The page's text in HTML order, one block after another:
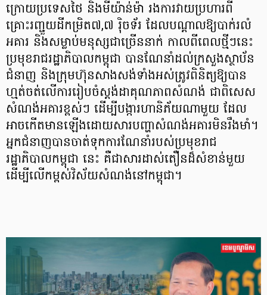
ក្រោយប្រទេសថៃ និងមីយ៉ាន់ម៉ា រងការវាយប្រហារពី
គ្រោះរញ្ជួយដីកម្រិត៧,៧ រ៉ិចទ័រ ដែលបណ្តាលឱ្យបាក់រលំ
អគារ និងសម្លាប់មនុស្សជាច្រើននាក់ កាលពីពេលថ្មីៗនេះ
ប្រមុខរាជរដ្ឋាភិបាលកម្ពុជា បានណែនាំដល់ក្រសួងស្ថាប័ន
ជំនាញ និងក្រុមហ៊ុនសាងសង់ទាំងអស់ត្រូវពិនិត្យឱ្យបាន
ហ្មត់ចត់លើការរៀបចំស្តង់ដាគុណភាពសំណង់ ជាពិសេស
សំណង់អគារខ្ពស់ៗ ដើម្បីបង្ការហានិភ័យណាមួយ ដែល
អាចកើតមានឡើងដោយសារបញ្ហាសំណង់អគារមិនរឹងមាំ។
អ្នកជំនាញបានចាត់ទុកការណែនាំរបស់ប្រមុខរាជ
រដ្ឋាភិបាលកម្ពុជា នេះ គឺជាសារដាស់តឿនដ៏សំខាន់មួយ
ដើម្បីលើកម្ពស់វិស័យសំណង់នៅកម្ពុជា។